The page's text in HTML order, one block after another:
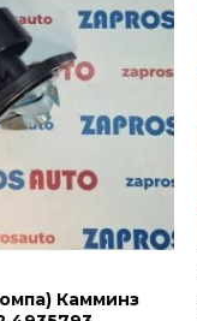
Камминз